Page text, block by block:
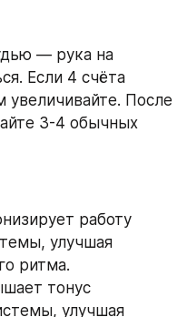
— рука на
Если 4 счёта
увеличивайте. После
3-4 обычных
работу
улучшая
ритма.
тонус
улучшая